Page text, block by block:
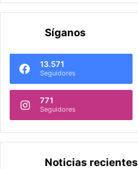
Síganos
13.571
Seguidores
771
Seguidores
Noticias recientes